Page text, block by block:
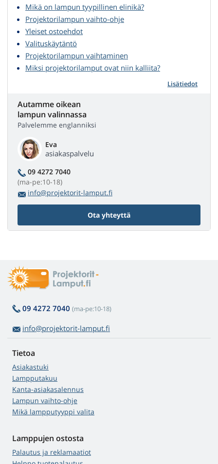
Mikä on lampun tyypillinen elinikä?
Projektorilampun vaihto-ohje
Yleiset ostoehdot
Valituskäytäntö
Projektorilampun vaihtaminen
Miksi projektorilamput ovat niin kalliita?
Lisätiedot
Autamme oikean
lampun valinnassa
Palvelemme englanniksi
Eva
asiakaspalvelu
09 4272 7040
(ma-pe:10-18)
info@projektorit-lamput.fi
Ota yhteyttä
09 4272 7040 (ma-pe:10-18)
info@projektorit-lamput.fi
Tietoa
Asiakastuki
Lampputakuu
Kanta-asiakasalennus
Lampun vaihto-ohje
Mikä lampputyyppi valita
Lamppujen ostosta
Palautus ja reklamaatiot